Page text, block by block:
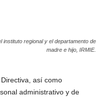
instituto regional y el departamento de
madre e hijo, IRMIE.
así como
administrativo y de